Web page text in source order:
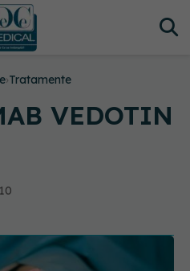
›Tratamente
VEDOTIN